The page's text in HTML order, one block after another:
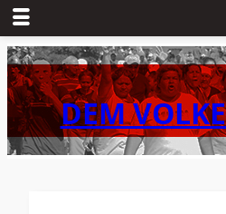
Zum
Inhalt
springenDEM